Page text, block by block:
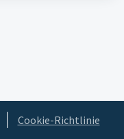
Cookie-Richtlinie